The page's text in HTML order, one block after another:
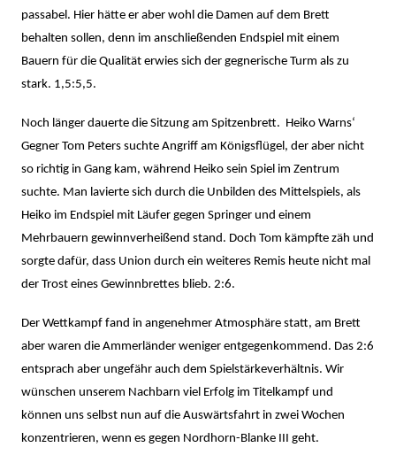
passabel. Hier hätte er aber wohl die Damen auf dem Brett
behalten sollen, denn im anschließenden Endspiel mit einem
Bauern für die Qualität erwies sich der gegnerische Turm als zu
stark. 1,5:5,5.
Noch länger dauerte die Sitzung am Spitzenbrett. Heiko Warns‘
Gegner Tom Peters suchte Angriff am Königsflügel, der aber nicht
so richtig in Gang kam, während Heiko sein Spiel im Zentrum
suchte. Man lavierte sich durch die Unbilden des Mittelspiels, als
Heiko im Endspiel mit Läufer gegen Springer und einem
Mehrbauern gewinnverheißend stand. Doch Tom kämpfte zäh und
sorgte dafür, dass Union durch ein weiteres Remis heute nicht mal
der Trost eines Gewinnbrettes blieb. 2:6.
Der Wettkampf fand in angenehmer Atmosphäre statt, am Brett
aber waren die Ammerländer weniger entgegenkommend. Das 2:6
entsprach aber ungefähr auch dem Spielstärkeverhältnis. Wir
wünschen unserem Nachbarn viel Erfolg im Titelkampf und
können uns selbst nun auf die Auswärtsfahrt in zwei Wochen
konzentrieren, wenn es gegen Nordhorn-Blanke III geht.